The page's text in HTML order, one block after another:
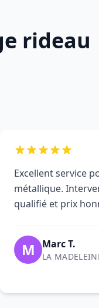
rideau
Excellent service
métallique.
qualifié et prix
M Marc T.
LA